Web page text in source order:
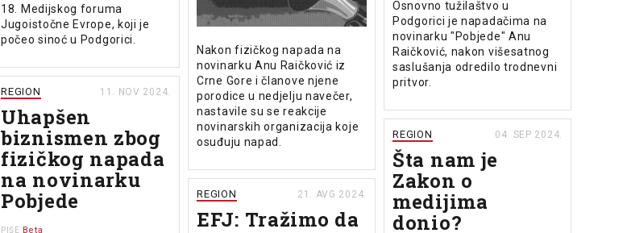
18. Medijskog foruma
Jugoistočne Evrope, koji je
počeo sinoć u Podgorici.
Nakon fizičkog napada na
novinarku Anu Raičković iz
Crne Gore i članove njene
porodice u nedjelju navečer,
nastavile su se reakcije
novinarskih organizacija koje
osuđuju napad.
Osnovno tužilaštvo u
Podgorici je napadačima na
novinarku "Pobjede" Anu
Raičković, nakon višesatnog
saslušanja odredilo trodnevni
pritvor.
REGION 11. NOV 2024.
Uhapšen
biznismen zbog
fizičkog napada
na novinarku
Pobjede
PIŠE Beta
REGION 04. SEP 2024.
Šta nam je
Zakon o
medijima
donio?
REGION 21. AVG 2024.
EFJ: Tražimo da